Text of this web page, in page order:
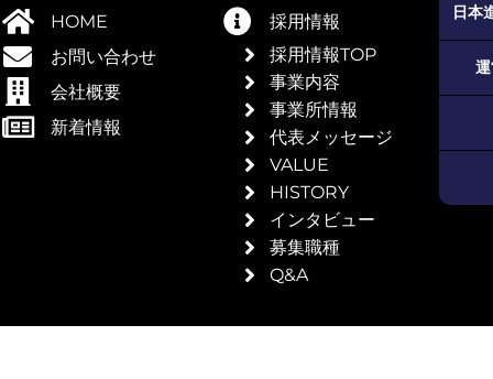
I-
ドの
HOME
お問い合わせ
会社概要
新着情報
採用情報
採用情報TOP
事業内容
事業所情報
代表メッセージ
VALUE
HISTORY
インタビュー
募集職種
Q&A
日本